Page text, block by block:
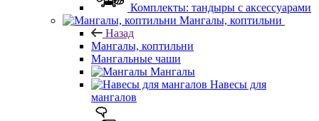
Комплекты: тандыры с аксессуарами
Мангалы, коптильни
Назад
Мангалы, коптильни
Мангальные чаши
Мангалы
Навесы для
мангалов